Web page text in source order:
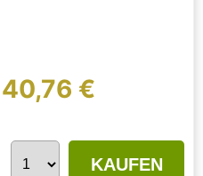
40,76 €
KAUFEN